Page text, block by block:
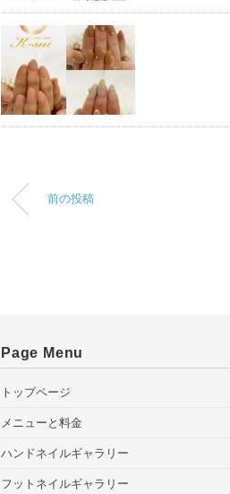
前の投稿
Page Menu
トップページ
メニューと料金
ハンドネイルギャラリー
フットネイルギャラリー